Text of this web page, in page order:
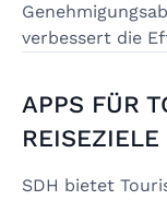
verbessert die
APPS FÜR
REISEZIELE
SDH bietet